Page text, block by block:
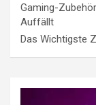
Gaming-
Auffällt
Das Wichtigste